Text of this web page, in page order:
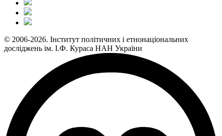
© 2006-2026. Інститут політичних і етнонаціональних
досліджень ім. І.Ф. Кураса НАН України